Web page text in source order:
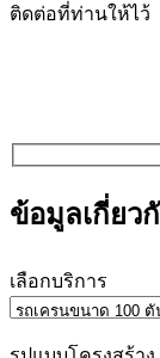
ติดต่อที่ท่านให้ไว้
ข้อมูลเกี่ยว
เลือกบริการ